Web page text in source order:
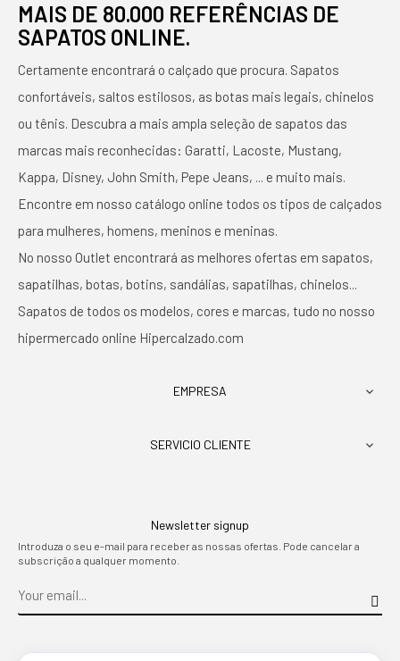
MAIS DE 80.000 REFERÊNCIAS DE
SAPATOS ONLINE.
Certamente encontrará o calçado que procura. Sapatos
confortáveis, saltos estilosos, as botas mais legais, chinelos
ou tênis. Descubra a mais ampla seleção de sapatos das
marcas mais reconhecidas: Garatti, Lacoste, Mustang,
Kappa, Disney, John Smith, Pepe Jeans, ... e muito mais.
Encontre em nosso catálogo online todos os tipos de calçados
para mulheres, homens, meninos e meninas.
No nosso Outlet encontrará as melhores ofertas em sapatos,
sapatilhas, botas, botins, sandálias, sapatilhas, chinelos...
Sapatos de todos os modelos, cores e marcas, tudo no nosso
hipermercado online Hipercalzado.com
EMPRESA 
SERVICIO CLIENTE 
Newsletter signup
Introduza o seu e-mail para receber as nossas ofertas. Pode cancelar a
subscrição a qualquer momento.